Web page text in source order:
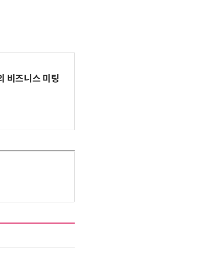
비즈니스 미팅